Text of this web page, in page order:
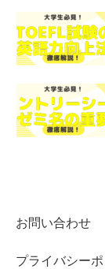
お問い合わせ
プライバシー